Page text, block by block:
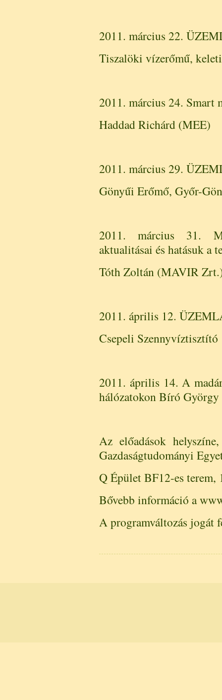
2011. március 22.
Tiszalöki vízerőmű,
2011. március 24. Smart
Haddad Richárd (MEE)
2011. március 29.
Gönyűi Erőmő, Győr-
2011. március 31.
aktualitásai és hatásuk a
Tóth Zoltán (MAVIR
2011. április 12.
Csepeli Szennyvíztisztító
2011. április 14. A
hálózatokon Bíró
Az előadások
Gazdaságtudományi
Q Épület BF12-es terem,
Bővebb információ a
A programváltozás jogát